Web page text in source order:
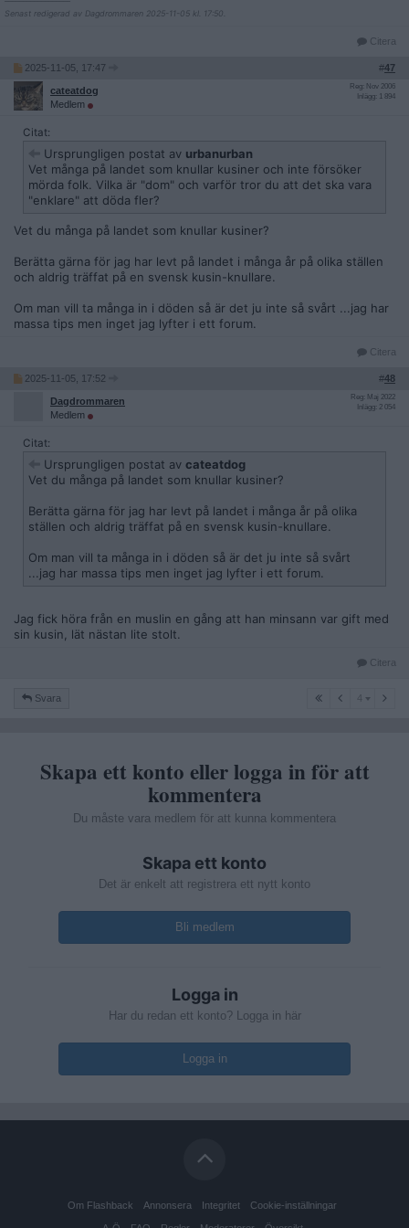
Senast redigerad av Dagdrommaren 2025-11-05 kl. 17:50.
Citera
2025-11-05, 17:47 #47
cateatdog
Medlem
Reg: Nov 2006
Inlägg: 1 894
Citat:
Ursprungligen postat av urbanurban
Vet många på landet som knullar kusiner och inte försöker
mörda folk. Vilka är "dom" och varför tror du att det ska vara
"enklare" att döda fler?
Vet du många på landet som knullar kusiner?
Berätta gärna för jag har levt på landet i många år på olika ställen
och aldrig träffat på en svensk kusin-knullare.
Om man vill ta många in i döden så är det ju inte så svårt ...jag har
massa tips men inget jag lyfter i ett forum.
Citera
2025-11-05, 17:52 #48
Dagdrommaren
Medlem
Reg: Maj 2022
Inlägg: 2 054
Citat:
Ursprungligen postat av cateatdog
Vet du många på landet som knullar kusiner?
Berätta gärna för jag har levt på landet i många år på olika
ställen och aldrig träffat på en svensk kusin-knullare.
Om man vill ta många in i döden så är det ju inte så svårt
...jag har massa tips men inget jag lyfter i ett forum.
Jag fick höra från en muslin en gång att han minsann var gift med
sin kusin, lät nästan lite stolt.
Citera
Svara 4
Skapa ett konto eller logga in för att
kommentera
Du måste vara medlem för att kunna kommentera
Skapa ett konto
Det är enkelt att registrera ett nytt konto
Bli medlem
Logga in
Har du redan ett konto? Logga in här
Logga in
Om Flashback Annonsera Integritet Cookie-inställningar